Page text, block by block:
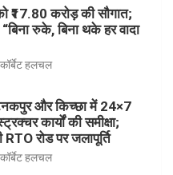
₹17.80 करोड़ की सौगात;
रुके, बिना थके हर वादा
कॉर्बेट हलचल
टनकपुर और किच्छा में 24×7
कार्यों की समीक्षा;
रोड पर जलापूर्ति
कॉर्बेट हलचल